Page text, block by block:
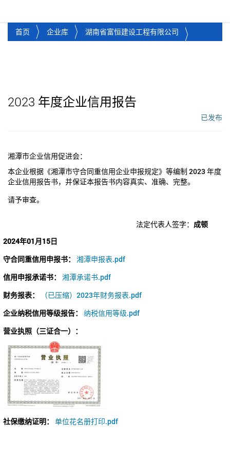
首页 企业库 湖南省富恒建设工程有限公司
2023 年度企业信用报告
已发布
湘潭市企业信用促进会：
本企业根据《湘潭市守合同重信用企业申报规定》等编制 2023 年度
企业信用报告书，并保证本报告书内容真实、准确、完整。
请予审查。
法定代表人签字： 成顿
2024年01月15日
守合同重信用申报书：
湘潭申报表.pdf
信用申报承诺书：
湘潭承诺书.pdf
财务报表：
（已压缩）2023年财务报表.pdf
企业纳税信用等级报告：
纳税信用等级.pdf
营业执照（三证合一）：
社保缴纳证明： 单位花名册打印.pdf